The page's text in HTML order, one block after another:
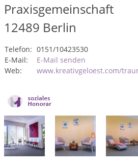
Praxisgemeinschaft
12489 Berlin
Telefon: 0151/10423530
E-Mail:
E-Mail senden
Web:
www.kreativgeloest.com/